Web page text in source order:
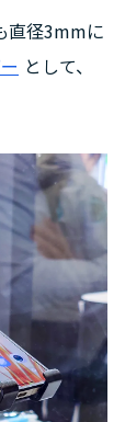
直径3mmに
として、